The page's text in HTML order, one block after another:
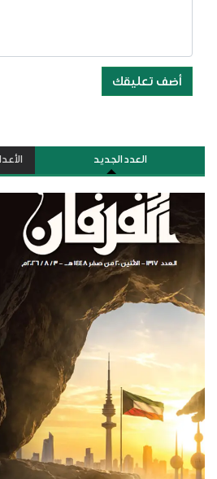
أضف تعليقك
العدد الجديد